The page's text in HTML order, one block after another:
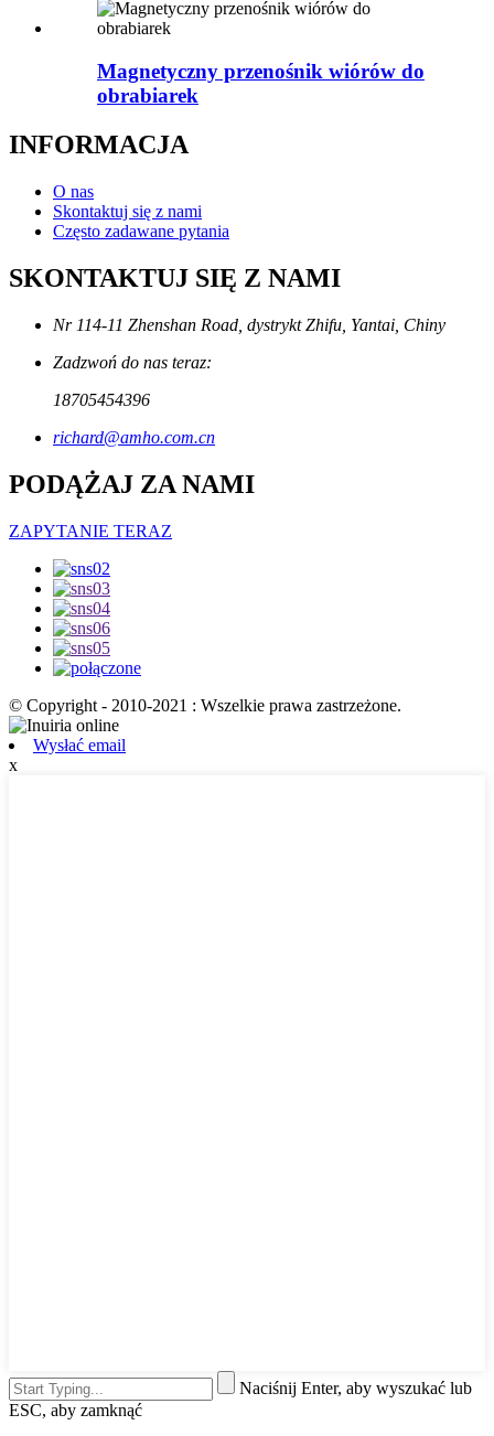
Magnetyczny przenośnik wiórów do
obrabiarek
INFORMACJA
O nas
Skontaktuj się z nami
Często zadawane pytania
SKONTAKTUJ SIĘ Z NAMI
Nr 114-11 Zhenshan Road, dystrykt Zhifu, Yantai, Chiny
Zadzwoń do nas teraz:
18705454396
richard@amho.com.cn
PODĄŻAJ ZA NAMI
ZAPYTANIE TERAZ
© Copyright - 2010-2021 : Wszelkie prawa zastrzeżone.
Wysłać email
x
Naciśnij Enter, aby wyszukać lub
ESC, aby zamknąć